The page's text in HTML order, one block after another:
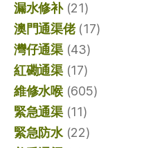
漏水修补(21)
澳門通渠佬(17)
灣仔通渠(43)
紅磡通渠(17)
維修水喉(605)
緊急通渠(11)
緊急防水(22)